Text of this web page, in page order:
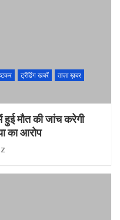
ट्रेंडिंग खबरें
ताज़ा ख़बर
हुई मौत की जांच करेगी
का आरोप